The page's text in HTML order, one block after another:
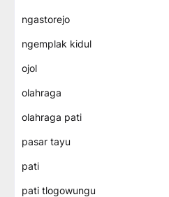
ngastorejo
ngemplak kidul
ojol
olahraga
olahraga pati
pasar tayu
pati
pati tlogowungu